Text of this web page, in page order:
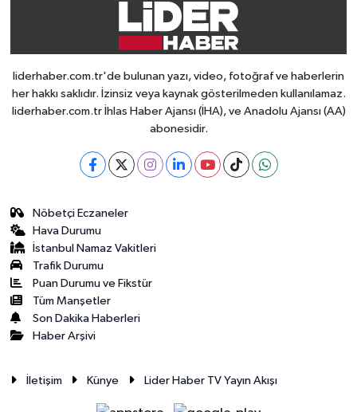
liderhaber.com.tr'de bulunan yazı, video, fotoğraf ve haberlerin
her hakkı saklıdır. İzinsiz veya kaynak gösterilmeden kullanılamaz.
liderhaber.com.tr İhlas Haber Ajansı (İHA), ve Anadolu Ajansı (AA)
abonesidir.
Nöbetçi Eczaneler
Hava Durumu
İstanbul Namaz Vakitleri
Trafik Durumu
Puan Durumu ve Fikstür
Tüm Manşetler
Son Dakika Haberleri
Haber Arşivi
İletişim Künye Lider Haber TV Yayın Akışı